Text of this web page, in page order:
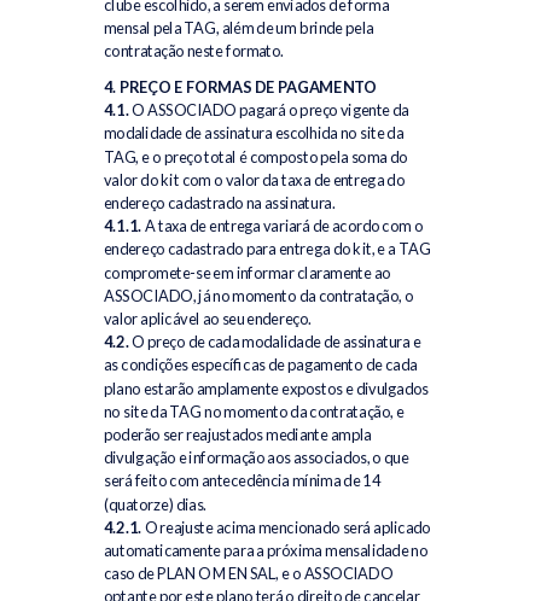
clube escolhido, a serem enviados de forma
mensal pela TAG, além de um brinde pela
contratação neste formato.
4. PREÇO E FORMAS DE PAGAMENTO
4.1.O ASSOCIADO pagará o preço vigente da
modalidade de assinatura escolhida no site da
TAG, e o preço total é composto pela soma do
valor do kit com o valor da taxa de entrega do
endereço cadastrado na assinatura.
4.1.1.A taxa de entrega variará de acordo com o
endereço cadastrado para entrega do kit, e a TAG
compromete-se em informar claramente ao
ASSOCIADO, já no momento da contratação, o
valor aplicável ao seu endereço.
4.2.O preço de cada modalidade de assinatura e
as condições específicas de pagamento de cada
plano estarão amplamente expostos e divulgados
no site da TAG no momento da contratação, e
poderão ser reajustados mediante ampla
divulgação e informação aos associados, o que
será feito com antecedência mínima de 14
(quatorze) dias.
4.2.1.O reajuste acima mencionado será aplicado
automaticamente para a próxima mensalidade no
caso de PLANO MENSAL, e o ASSOCIADO
optante por este plano terá o direito de cancelar